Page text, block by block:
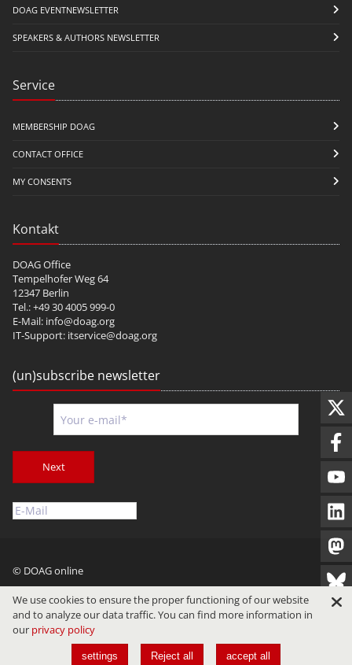
DOAG EVENTNEWSLETTER
SPEAKERS & AUTHORS NEWSLETTER
Service
MEMBERSHIP DOAG
CONTACT OFFICE
MY CONSENTS
Kontakt
DOAG Office
Tempelhofer Weg 64
12347 Berlin
Tel.: +49 30 4005 999-0
E-Mail: info@doag.org
IT-Support: itservice@doag.org
(un)subscribe newsletter
Next
© DOAG online
Imprint Privacy Terms of Use
We use cookies to ensure the proper functioning of our website
and to analyze our data traffic. You can find more information in
our privacy policy
settings Reject all accept all